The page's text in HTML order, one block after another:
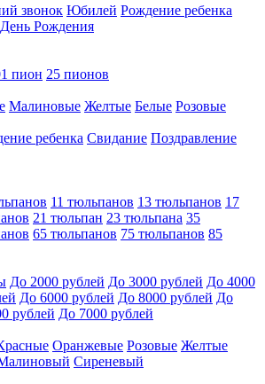
звонок Юбилей Рождение ребенка
День Рождения
пион 25 пионов
Малиновые Желтые Белые Розовые
ребенка Свидание Поздравление
11 тюльпанов 13 тюльпанов 17
21 тюльпан 23 тюльпана 35
65 тюльпанов 75 тюльпанов 85
До 2000 рублей До 3000 рублей До 4000
До 6000 рублей До 8000 рублей До
рублей До 7000 рублей
Оранжевые Розовые Желтые
Сиреневый